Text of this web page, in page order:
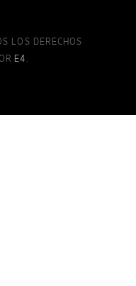
LOS DERECHOS
E4 .